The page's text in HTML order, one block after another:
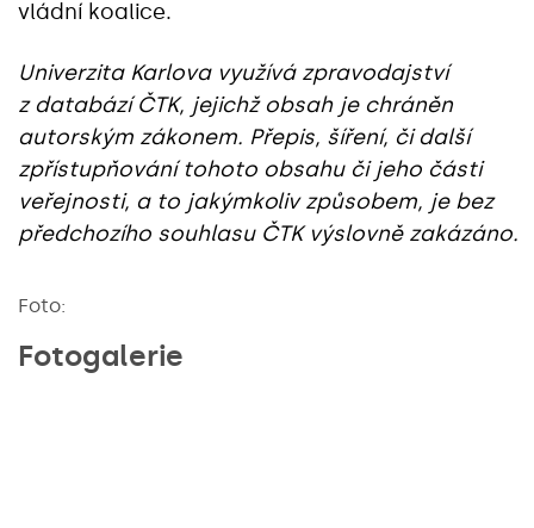
vládní koalice.
Univerzita Karlova využívá zpravodajství
z databází ČTK, jejichž obsah je chráněn
autorským zákonem. Přepis, šíření, či další
zpřístupňování tohoto obsahu či jeho části
veřejnosti, a to jakýmkoliv způsobem, je bez
předchozího souhlasu ČTK výslovně zakázáno.
Foto:
Fotogalerie